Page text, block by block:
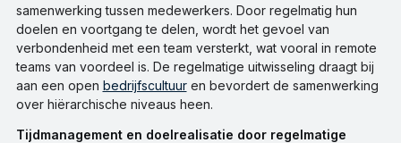
samenwerking tussen medewerkers. Door regelmatig hun
doelen en voortgang te delen, wordt het gevoel van
verbondenheid met een team versterkt, wat vooral in remote
teams van voordeel is. De regelmatige uitwisseling draagt bij
aan een open bedrijfscultuuren bevordert de samenwerking
over hiërarchische niveaus heen.
Tijdmanagement en doelrealisatie door regelmatige